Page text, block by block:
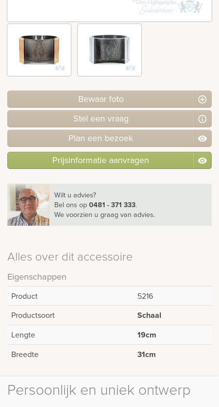
Bewaar foto
Stel een vraag
Plan een bezoek
Prijsinformatie aanvragen
Wilt u advies?
Bel ons op0481 - 371 333.
We voorzien u graag van advies.
Alles over dit accessoire
Eigenschappen
Product
5216
Productsoort
Schaal
Lengte 19cm
Breedte 31cm
Persoonlijk en uniek ontwerp